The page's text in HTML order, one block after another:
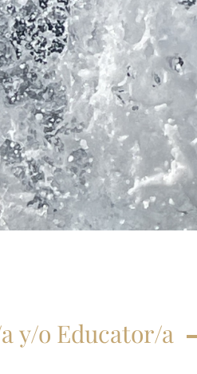
A
CLASE
y/o Educator/a